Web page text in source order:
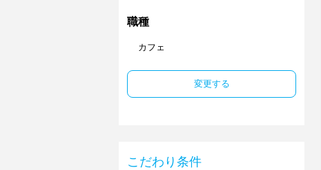
職種
カフェ
変更する
こだわり条件